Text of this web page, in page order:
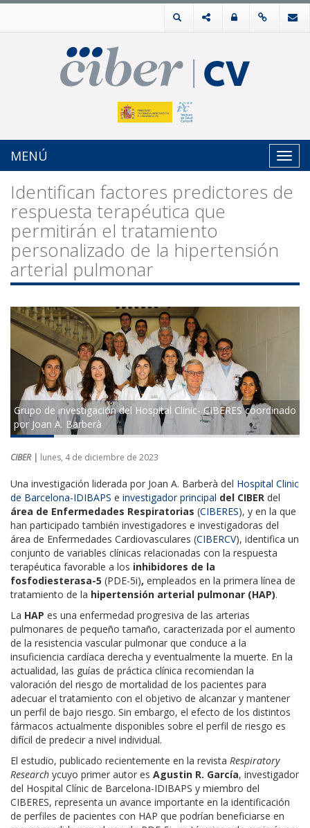
MENÚ
Identifican factores predictores de
respuesta terapéutica que
permitirán el tratamiento
personalizado de la hipertensión
arterial pulmonar
Grupo de investigación del Hospital Clínic- CIBERES coordinado
por Joan A. Barberà
CIBER | lunes, 4 de diciembre de 2023
Una investigación liderada por Joan A. Barberà del Hospital Clinic
de Barcelona-IDIBAPS e investigador principal del CIBER del
área de Enfermedades Respiratorias (CIBERES), y en la que
han participado también investigadores e investigadoras del
área de Enfermedades Cardiovasculares (CIBERCV), identifica un
conjunto de variables clínicas relacionadas con la respuesta
terapéutica favorable a los inhibidores de la
fosfodiesterasa-5 (PDE-5i), empleados en la primera línea de
tratamiento de la hipertensión arterial pulmonar (HAP).
La HAP es una enfermedad progresiva de las arterias
pulmonares de pequeño tamaño, caracterizada por el aumento
de la resistencia vascular pulmonar que conduce a la
insuficiencia cardíaca derecha y eventualmente la muerte. En la
actualidad, las guías de práctica clínica recomiendan la
valoración del riesgo de mortalidad de los pacientes para
adecuar el tratamiento con el objetivo de alcanzar y mantener
un perfil de bajo riesgo. Sin embargo, el efecto de los distintos
fármacos actualmente disponibles sobre el perfil de riesgo es
difícil de predecir a nivel individual.
El estudio, publicado recientemente en la revista Respiratory
Research ycuyo primer autor es Agustin R. García, investigador
del Hospital Clínic de Barcelona-IDIBAPS y miembro del
CIBERES, representa un avance importante en la identificación
de perfiles de pacientes con HAP que podrían beneficiarse en